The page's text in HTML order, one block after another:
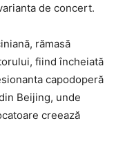
de concert.
rămasă
fiind încheiată
capodoperă
Beijing, unde
creează